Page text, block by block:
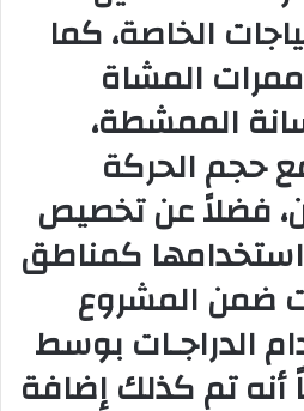
الخاصة، كما
المشاة
الممشطة،
حجم الحركة
فضلاً عن تخصيص
كمناطق
ضمن المشروع
الدراجـات بوسط
أنه تم كذلك إضافة